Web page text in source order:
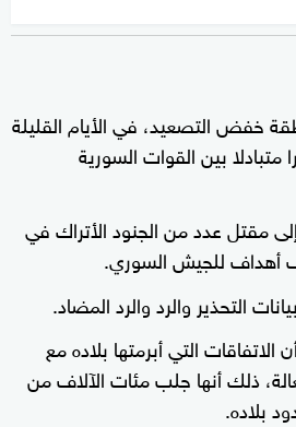
خفض التصعيد، في الأيام القليلة
بين القوات السورية
عدد من الجنود الأتراك في
أهداف للجيش السوري.
التحذير والرد والرد المضاد.
الاتفاقات التي أبرمتها بلاده مع
ذلك أنها جلب مئات الآلاف من
بلاده.